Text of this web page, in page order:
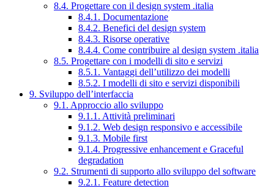
8.4. Progettare con il design system .italia
8.4.1. Documentazione
8.4.2. Benefici del design system
8.4.3. Risorse operative
8.4.4. Come contribuire al design system .italia
8.5. Progettare con i modelli di sito e servizi
8.5.1. Vantaggi dell’utilizzo dei modelli
8.5.2. I modelli di sito e servizi disponibili
9. Sviluppo dell’interfaccia
9.1. Approccio allo sviluppo
9.1.1. Attività preliminari
9.1.2. Web design responsivo e accessibile
9.1.3. Mobile first
9.1.4. Progressive enhancement e Graceful
degradation
9.2. Strumenti di supporto allo sviluppo del software
9.2.1. Feature detection